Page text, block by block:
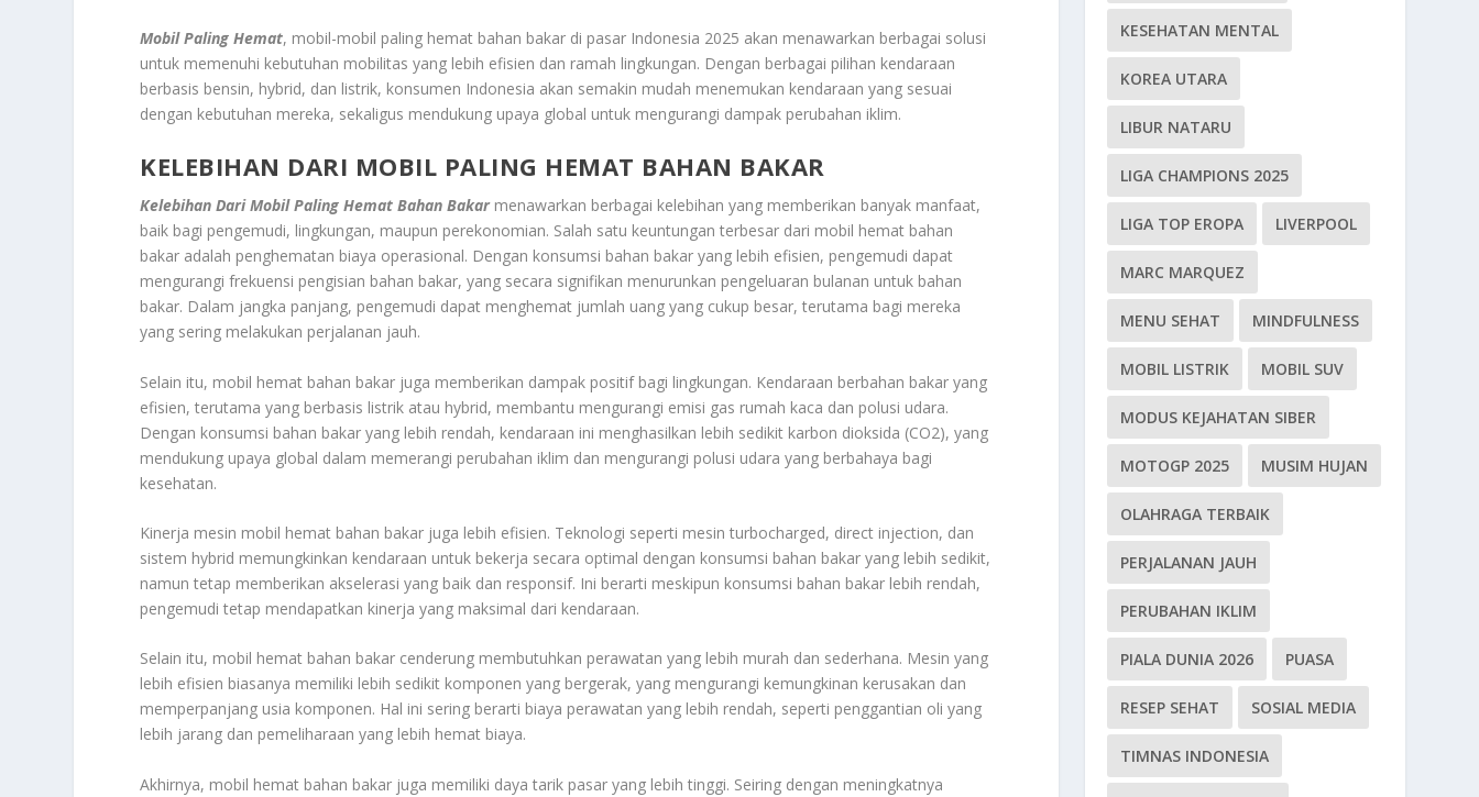
Mobil Paling Hemat, mobil-mobil paling hemat bahan bakar di pasar Indonesia 2025 akan menawarkan berbagai solusi
untuk memenuhi kebutuhan mobilitas yang lebih efisien dan ramah lingkungan. Dengan berbagai pilihan kendaraan
berbasis bensin, hybrid, dan listrik, konsumen Indonesia akan semakin mudah menemukan kendaraan yang sesuai
dengan kebutuhan mereka, sekaligus mendukung upaya global untuk mengurangi dampak perubahan iklim.
KELEBIHAN DARI MOBIL PALING HEMAT BAHAN BAKAR
Kelebihan Dari Mobil Paling Hemat Bahan Bakarmenawarkan berbagai kelebihan yang memberikan banyak manfaat,
baik bagi pengemudi, lingkungan, maupun perekonomian. Salah satu keuntungan terbesar dari mobil hemat bahan
bakar adalah penghematan biaya operasional. Dengan konsumsi bahan bakar yang lebih efisien, pengemudi dapat
mengurangi frekuensi pengisian bahan bakar, yang secara signifikan menurunkan pengeluaran bulanan untuk bahan
bakar. Dalam jangka panjang, pengemudi dapat menghemat jumlah uang yang cukup besar, terutama bagi mereka
yang sering melakukan perjalanan jauh.
Selain itu, mobil hemat bahan bakar juga memberikan dampak positif bagi lingkungan. Kendaraan berbahan bakar yang
efisien, terutama yang berbasis listrik atau hybrid, membantu mengurangi emisi gas rumah kaca dan polusi udara.
Dengan konsumsi bahan bakar yang lebih rendah, kendaraan ini menghasilkan lebih sedikit karbon dioksida (CO2), yang
mendukung upaya global dalam memerangi perubahan iklim dan mengurangi polusi udara yang berbahaya bagi
kesehatan.
Kinerja mesin mobil hemat bahan bakar juga lebih efisien. Teknologi seperti mesin turbocharged, direct injection, dan
sistem hybrid memungkinkan kendaraan untuk bekerja secara optimal dengan konsumsi bahan bakar yang lebih sedikit,
namun tetap memberikan akselerasi yang baik dan responsif. Ini berarti meskipun konsumsi bahan bakar lebih rendah,
pengemudi tetap mendapatkan kinerja yang maksimal dari kendaraan.
Selain itu, mobil hemat bahan bakar cenderung membutuhkan perawatan yang lebih murah dan sederhana. Mesin yang
lebih efisien biasanya memiliki lebih sedikit komponen yang bergerak, yang mengurangi kemungkinan kerusakan dan
memperpanjang usia komponen. Hal ini sering berarti biaya perawatan yang lebih rendah, seperti penggantian oli yang
lebih jarang dan pemeliharaan yang lebih hemat biaya.
Akhirnya, mobil hemat bahan bakar juga memiliki daya tarik pasar yang lebih tinggi. Seiring dengan meningkatnya
KESEHATAN MENTAL
KOREA UTARA
LIBUR NATARU
LIGA CHAMPIONS 2025
LIGA TOP EROPA LIVERPOOL
MARC MARQUEZ
MENU SEHAT MINDFULNESS
MOBIL LISTRIK MOBIL SUV
MODUS KEJAHATAN SIBER
MOTOGP 2025 MUSIM HUJAN
OLAHRAGA TERBAIK
PERJALANAN JAUH
PERUBAHAN IKLIM
PIALA DUNIA 2026 PUASA
RESEP SEHAT SOSIAL MEDIA
TIMNAS INDONESIA